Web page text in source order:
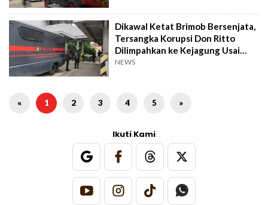
Dikawal Ketat Brimob Bersenjata,
Tersangka Korupsi Don Ritto
Dilimpahkan ke Kejagung Usai
Jumatan
NEWS
« 1 2 3 4 5 »
Ikuti Kami